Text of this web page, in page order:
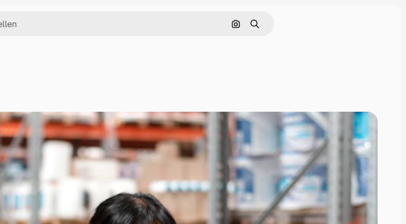
Nach Bild suchen
Suchen